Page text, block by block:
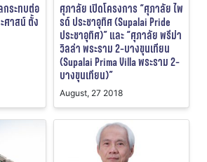
กระทบต่อ
ศาสน์ ตั้ง
ศุภาลัย เปิดโครงการ “ศุภาลัย ไพ
รด์ ประชาอุทิศ (Supalai Pride
ประชาอุทิศ)” และ “ศุภาลัย พรีม่า
วิลล่า พระราม 2-บางขุนเทียน
(Supalai Prima Villa พระราม 2-
บางขุนเทียน)”
August, 27 2018